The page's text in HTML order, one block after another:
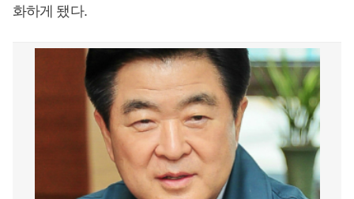
화하게 됐다.